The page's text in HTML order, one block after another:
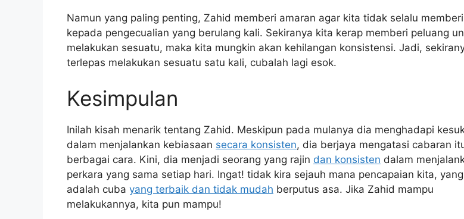
Namun yang paling penting, Zahid memberi amaran agar kita tidak selalu
kepada pengecualian yang berulang kali. Sekiranya kita kerap memberi peluang
melakukan sesuatu, maka kita mungkin akan kehilangan konsistensi. Jadi,
terlepas melakukan sesuatu satu kali, cubalah lagi esok.
Kesimpulan
Inilah kisah menarik tentang Zahid. Meskipun pada mulanya dia menghadapi
dalam menjalankan kebiasaan secara konsisten, dia berjaya mengatasi cabaran
berbagai cara. Kini, dia menjadi seorang yang rajin dan konsisten dalam
perkara yang sama setiap hari. Ingat! tidak kira sejauh mana pencapaian kita,
adalah cuba yang terbaik dan tidak mudah berputus asa. Jika Zahid mampu
melakukannya, kita pun mampu!